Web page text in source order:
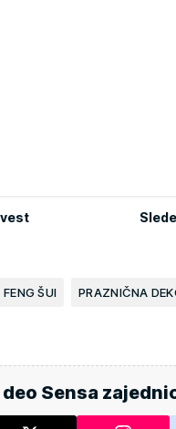
FENG ŠUI PRAZNIČNA
Sensa